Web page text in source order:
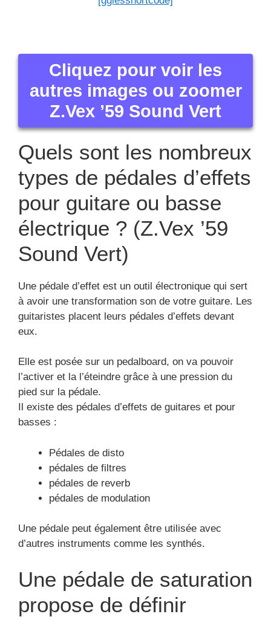
Cliquez pour voir les
autres images ou zoomer
Z.Vex ’59 Sound Vert
Quels sont les nombreux
types de pédales d’effets
pour guitare ou basse
électrique ? (Z.Vex ’59
Sound Vert)
Une pédale d’effet est un outil électronique qui sert
à avoir une transformation son de votre guitare. Les
guitaristes placent leurs pédales d’effets devant
eux.
Elle est posée sur un pedalboard, on va pouvoir
l’activer et la l’éteindre grâce à une pression du
pied sur la pédale.
Il existe des pédales d’effets de guitares et pour
basses :
Pédales de disto
pédales de filtres
pédales de reverb
pédales de modulation
Une pédale peut également être utilisée avec
d’autres instruments comme les synthés.
Une pédale de saturation
propose de définir